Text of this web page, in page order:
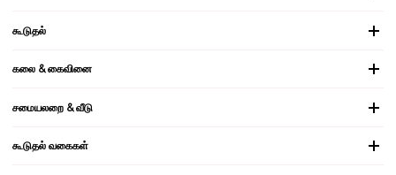
கூடுதல்
கலை & கைவினை
சமையலறை & வீடு
கூடுதல் வகைகள்